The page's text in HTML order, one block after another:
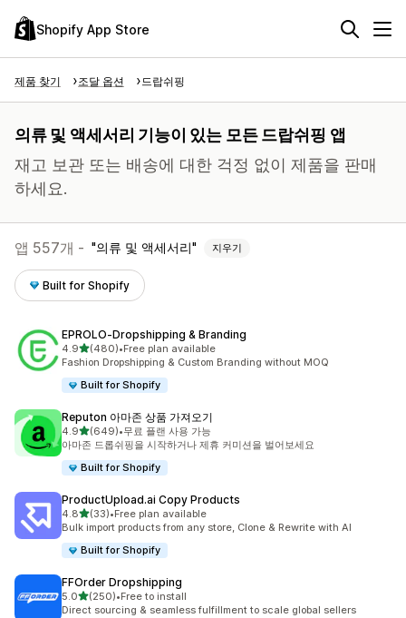
Shopify App Store
제품 찾기 조달 옵션 드랍쉬핑
의류 및 액세서리 기능이 있는 모든 드랍쉬핑 앱
재고 보관 또는 배송에 대한 걱정 없이 제품을 판매
하세요.
앱 557개 - 의류 및 액세서리 지우기
Built for Shopify
EPROLO‑Dropshipping & Branding
4.9별 5개 중
(480)
총 리뷰 480개
•Free plan available
Fashion Dropshipping & Custom Branding without MOQ
Built for Shopify
Reputon 아마존 상품 가져오기
4.9별 5개 중
(649)
총 리뷰 649개
•무료 플랜 사용 가능
아마존 드롭쉬핑을 시작하거나 제휴 커미션을 벌어보세요
Built for Shopify
ProductUpload.ai Copy Products
4.8별 5개 중
(33)
총 리뷰 33개
•Free plan available
Bulk import products from any store, Clone & Rewrite with AI
Built for Shopify
FFOrder Dropshipping
5.0별 5개 중
(250)
총 리뷰 250개
•Free to install
Direct sourcing & seamless fulfillment to scale global sellers